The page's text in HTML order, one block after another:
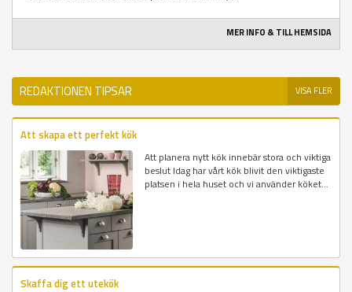
MER INFO & TILL HEMSIDA
REDAKTIONEN TIPSAR VISA FLER
Att skapa ett perfekt kök
Att planera nytt kök innebär stora och viktiga
beslut Idag har vårt kök blivit den viktigaste
platsen i hela huset och vi använder köket...
Skaffa dig ett utekök